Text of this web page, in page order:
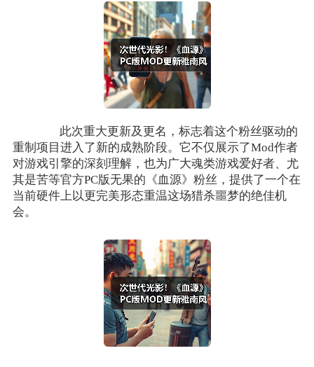
此次重大更新及更名，标志着这个粉丝驱动的
重制项目进入了新的成熟阶段。它不仅展示了Mod作者
对游戏引擎的深刻理解，也为广大魂类游戏爱好者、尤
其是苦等官方PC版无果的《血源》粉丝，提供了一个在
当前硬件上以更完美形态重温这场猎杀噩梦的绝佳机
会。